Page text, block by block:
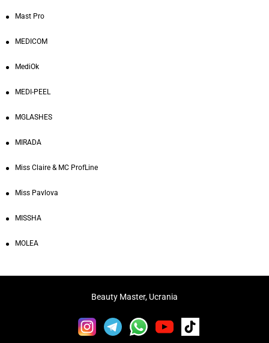
Mast Pro
MEDICOM
MediOk
MEDI-PEEL
MGLASHES
MIRADA
Miss Claire & MC ProfLine
Miss Pavlova
MISSHA
MOLEA
Beauty Master, Ucrania